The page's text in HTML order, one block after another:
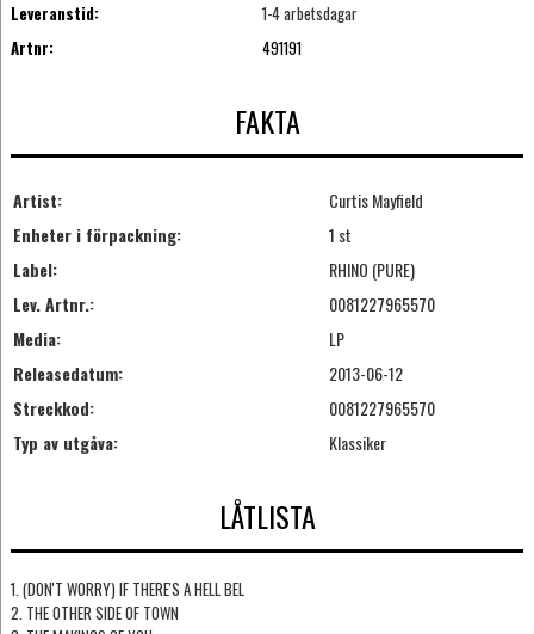
Leveranstid:
1-4 arbetsdagar
Artnr:
491191
FAKTA
Artist:
Curtis Mayfield
Enheter i förpackning:
1 st
Label:
RHINO (PURE)
Lev. Artnr.:
0081227965570
Media:
LP
Releasedatum:
2013-06-12
Streckkod:
0081227965570
Typ av utgåva:
Klassiker
LÅTLISTA
1. (DON'T WORRY) IF THERE'S A HELL BEL
2. THE OTHER SIDE OF TOWN